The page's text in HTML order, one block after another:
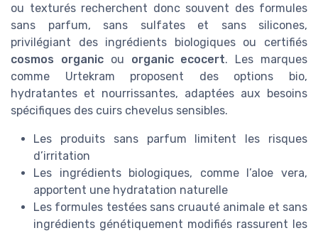
ou texturés recherchent donc souvent des formules
sans parfum, sans sulfates et sans silicones,
privilégiant des ingrédients biologiques ou certifiés
cosmos organicou organic ecocert. Les marques
comme Urtekram proposent des options bio,
hydratantes et nourrissantes, adaptées aux besoins
spécifiques des cuirs chevelus sensibles.
Les produits sans parfum limitent les risques
d’irritation
Les ingrédients biologiques, comme l’aloe vera,
apportent une hydratation naturelle
Les formules testées sans cruauté animale et sans
ingrédients génétiquement modifiés rassurent les